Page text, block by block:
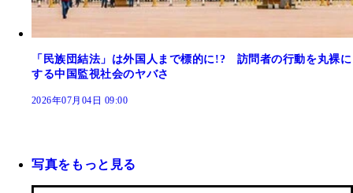
「民族団結法」は外国人まで標的に!? 訪問者の行動を丸裸に
する中国監視社会のヤバさ
2026年07月04日 09:00
写真をもっと見る